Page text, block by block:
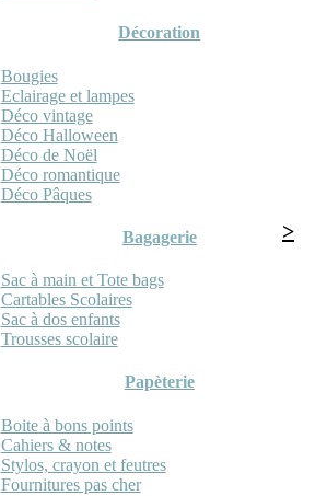
Décoration
Bougies
Eclairage et lampes
Déco vintage
Déco Halloween
Déco de Noël
Déco romantique
Déco Pâques
Bagagerie
Sac à main et Tote bags
Cartables Scolaires
Sac à dos enfants
Trousses scolaire
Papèterie
Boite à bons points
Cahiers & notes
Stylos, crayon et feutres
Fournitures pas cher